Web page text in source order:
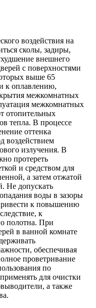
воздействия на
сколы, задиры,
внешнего
с поверхностями
выше 65
к оплавлению,
межкомнатных
межкомнатных
отопительных
тепла. В процессе
оттенка
воздействием
излучения. В
протереть
и средством для
а затем отжатой
Не допускать
воды в зазоры
к повышению
к
полотна. При
в ванной комнате
обеспечивая
проветривание
по
для очистки
а также